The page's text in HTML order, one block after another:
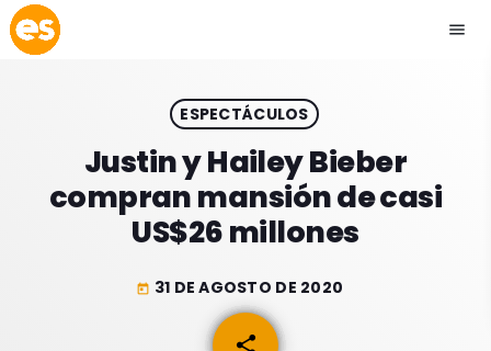
menu
EMISIÓN LA PAZ
play_arrow EMISIÓN COCHABAMBA
ESPECTÁCULOS
Justin y Hailey Bieber
compran mansión de casi
US$26 millones
today 31 DE AGOSTO DE 2020
share
email